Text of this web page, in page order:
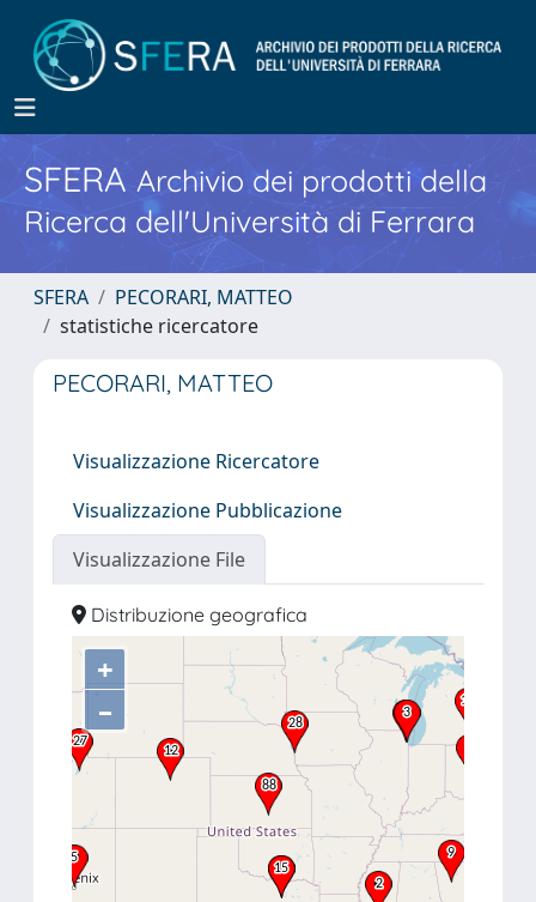
SFERA Archivio dei prodotti della
Ricerca dell'Università di Ferrara
SFERA
PECORARI, MATTEO
statistiche ricercatore
PECORARI, MATTEO
Visualizzazione Ricercatore
Visualizzazione Pubblicazione
Visualizzazione File
Distribuzione geografica
+
–